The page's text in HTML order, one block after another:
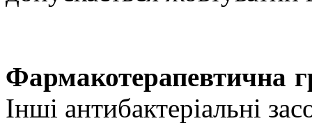
Фармакотерапевтична
Інші антибактеріальні